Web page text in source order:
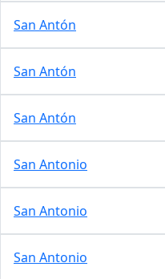
San Antón
San Antón
San Antón
San Antonio
San Antonio
San Antonio